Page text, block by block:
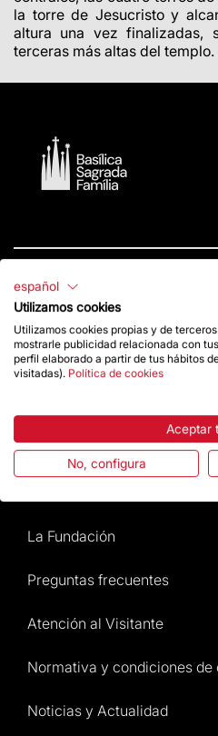
la torre de Jesucristo y
altura una vez finalizadas,
terceras más altas del templo.
Da un
La Fundación
Preguntas frecuentes
Atención al Visitante
Normativa y condiciones de
Noticias y Actualidad
español
Utilizamos cookies
Utilizamos cookies propias y de
mostrarle publicidad relacionada con
perfil elaborado a partir de tus hábitos
visitadas). Política de cookies
Aceptar
No, configura